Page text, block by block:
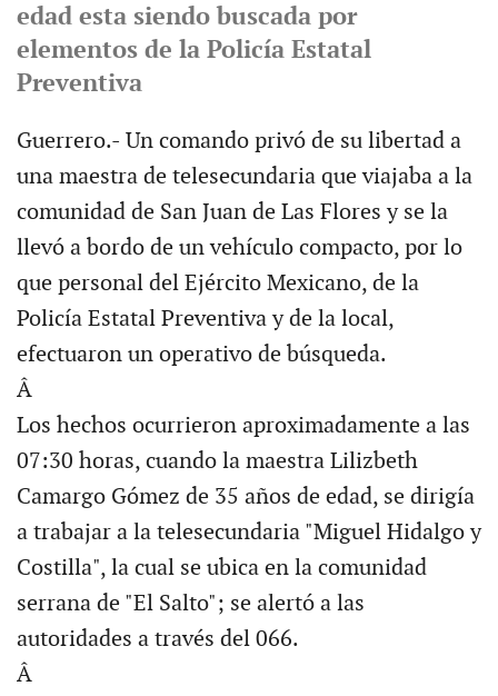
edad esta siendo buscada por
elementos de la Policía Estatal
Preventiva
Guerrero.- Un comando privó de su libertad a
una maestra de telesecundaria que viajaba a la
comunidad de San Juan de Las Flores y se la
llevó a bordo de un vehículo compacto, por lo
que personal del Ejército Mexicano, de la
Policía Estatal Preventiva y de la local,
efectuaron un operativo de búsqueda.
Â
Los hechos ocurrieron aproximadamente a las
07:30 horas, cuando la maestra Lilizbeth
Camargo Gómez de 35 años de edad, se dirigía
a trabajar a la telesecundaria "Miguel Hidalgo y
Costilla", la cual se ubica en la comunidad
serrana de "El Salto"; se alertó a las
autoridades a través del 066.
Â